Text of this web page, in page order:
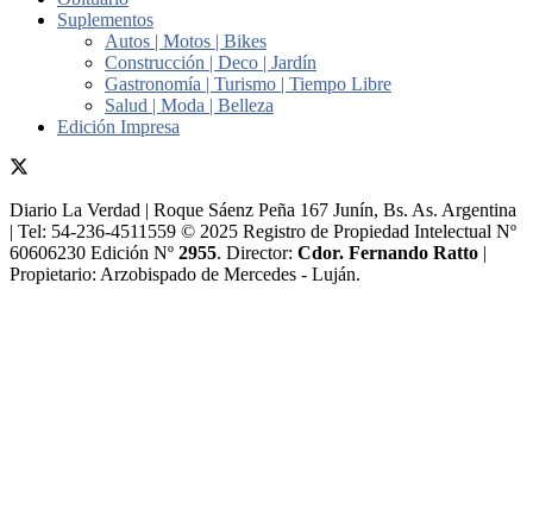
Suplementos
Autos | Motos | Bikes
Construcción | Deco | Jardín
Gastronomía | Turismo | Tiempo Libre
Salud | Moda | Belleza
Edición Impresa
Diario La Verdad | Roque Sáenz Peña 167 Junín, Bs. As. Argentina
| Tel: 54-236-4511559 © 2025 Registro de Propiedad Intelectual Nº
60606230 Edición Nº 2955. Director:​ Cdor. Fernando Ratto |
Propietario:​ Arzobispado de Mercedes - Luján.